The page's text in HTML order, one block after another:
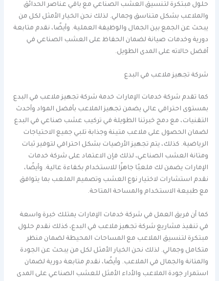
حلول مبتكرة لتنسيق العشب الصناعي مع باقي عناصر الحدائق
والملاعب بشكل متناسق وجمالي. لذلك نحن الخيار الأمثل لكل من
يبحث عن الجمع بين الجمال والوظيفة العملية. وأيضًا، نقدم متابعة
دورية وخدمات صيانة لضمان الحفاظ على العشب الصناعي في
أفضل حالاته على المدى الطويل.
شركة تجهيز ملاعب في البدع
كما تقدم شركة خدمات الإمارات خدمة شركة تجهيز ملاعب في البدع
بمستوى احترافي عالي يضمن تجهيز الملاعب بأفضل المواد وأحدث
التقنيات، مع دمج خبرتنا الطويلة في تركيب عشب صناعي في البدع
لضمان الحصول على ملاعب متينة وجذابة تلبي جميع الاحتياجات
الرياضية. كذلك، يتم تجهيز الأرضيات بشكل احترافي لتوفير ثبات
ومتانة العشب الصناعي، لذلك فإن الاعتماد على شركة خدمات
الإمارات يضمن لك ملعبًا جاهزًا للاستخدام بكفاءة عالية. وأيضًا،
نقدم استشارات لاختيار نوع العشب وتصميم الملعب بما يتوافق
مع طبيعة الاستخدام والمساحة المتاحة.
كما أن فريق العمل في شركة خدمات الإمارات يمتلك خبرة واسعة
في تنفيذ مشاريع شركة تجهيز ملاعب في البدع، كذلك نقدم حلول
مبتكرة لتنسيق الملاعب مع المساحات المحيطة لضمان منظر
متكامل وجمالي. لذلك نحن الخيار الأمثل لكل من يبحث عن الجودة
والمتانة والجمال في الملاعب. وأيضًا، نقدم متابعة دورية لضمان
استمرار جودة الملاعب والأداء الأمثل للعشب الصناعي على المدى